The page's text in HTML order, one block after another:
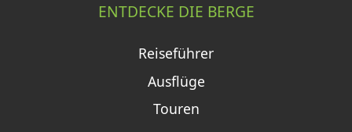
ENTDECKE DIE BERGE
Reiseführer
Ausflüge
Touren